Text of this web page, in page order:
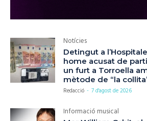
Notícies
Detingut a
home acusat de
un furt a Torroella
mètode de “la
Redacció - 7 d'agost de 2026
Informació musical